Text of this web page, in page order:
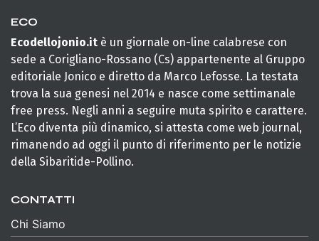
ECO
Ecodellojonio.it è un giornale on-line calabrese con
sede a Corigliano-Rossano (Cs) appartenente al Gruppo
editoriale Jonico e diretto da Marco Lefosse. La testata
trova la sua genesi nel 2014 e nasce come settimanale
free press. Negli anni a seguire muta spirito e carattere.
L’Eco diventa più dinamico, si attesta come web journal,
rimanendo ad oggi il punto di riferimento per le notizie
della Sibaritide-Pollino.
CONTATTI
Chi Siamo